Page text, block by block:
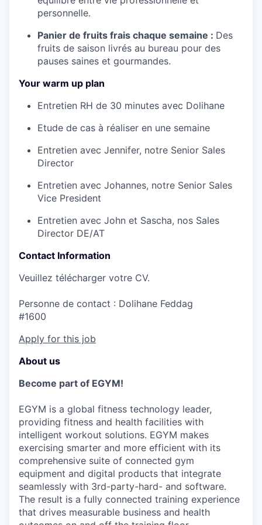
personnelle.
Panier de fruits frais chaque semaine : Des
fruits de saison livrés au bureau pour des
pauses saines et gourmandes.
Your warm up plan
Entretien RH de 30 minutes avec Dolihane
Etude de cas à réaliser en une semaine
Entretien avec Jennifer, notre Senior Sales
Director
Entretien avec Johannes, notre Senior Sales
Vice President
Entretien avec John et Sascha, nos Sales
Director DE/AT
Contact Information
Veuillez télécharger votre CV.
Personne de contact : Dolihane Feddag
#1600
Apply for this job
About us
Become part of EGYM!
EGYM is a global fitness technology leader,
providing fitness and health facilities with
intelligent workout solutions. EGYM makes
exercising smarter and more efficient with its
comprehensive suite of connected gym
equipment and digital products that integrate
seamlessly with 3rd-party-hard- and software.
The result is a fully connected training experience
that drives measurable business and health